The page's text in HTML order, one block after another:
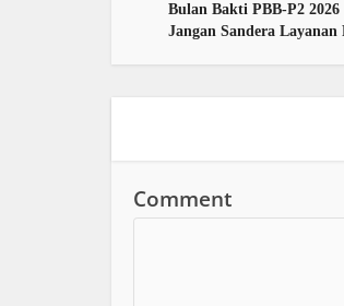
Bulan Bakti PBB-P2
Jangan Sandera
Comment